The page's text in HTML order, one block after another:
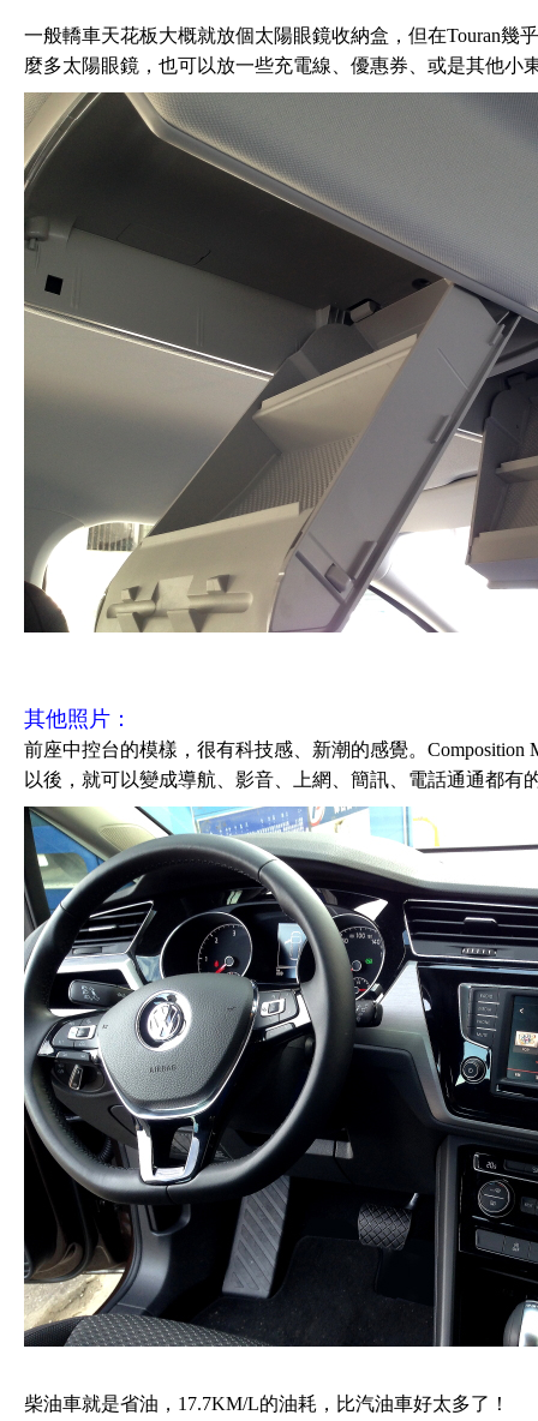
一般轎車天花板大概就放個太陽眼鏡收納盒，但在Touran幾
麼多太陽眼鏡，也可以放一些充電線、優惠券、或是其他小
其他照片：
前座中控台的模樣，很有科技感、新潮的感覺。Composition
以後，就可以變成導航、影音、上網、簡訊、電話通通都有
柴油車就是省油，17.7KM/L的油耗，比汽油車好太多了！